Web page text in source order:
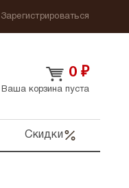
Зарегистрироваться
0 ₽
Ваша корзина пуста
Скидки